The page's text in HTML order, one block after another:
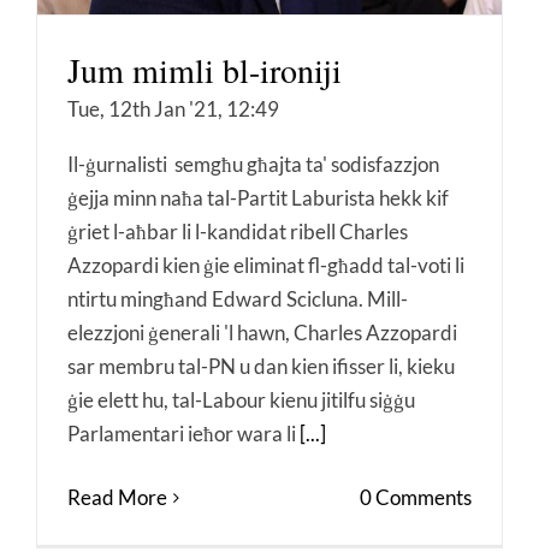
Jum mimli bl-ironiji
Tue, 12th Jan '21, 12:49
Il-ġurnalisti semgħu għajta ta' sodisfazzjon
ġejja minn naħa tal-Partit Laburista hekk kif
ġriet l-aħbar li l-kandidat ribell Charles
Azzopardi kien ġie eliminat fl-għadd tal-voti li
ntirtu mingħand Edward Scicluna. Mill-
elezzjoni ġenerali 'l hawn, Charles Azzopardi
sar membru tal-PN u dan kien ifisser li, kieku
ġie elett hu, tal-Labour kienu jitilfu siġġu
Parlamentari ieħor wara li [...]
Read More 0 Comments